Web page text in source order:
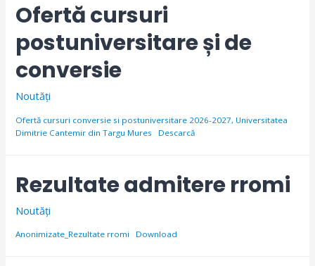
Ofertă cursuri
postuniversitare și de
conversie
Noutăți
Ofertă cursuri conversie si postuniversitare 2026-2027, Universitatea
Dimitrie Cantemir din Targu Mures
Descarcă
Rezultate admitere rromi
Noutăți
Anonimizate_Rezultate rromi Download